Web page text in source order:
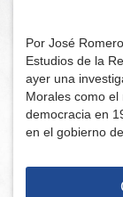
Por José
Estudios de la
ayer una
Morales como
democracia en
en el gobierno